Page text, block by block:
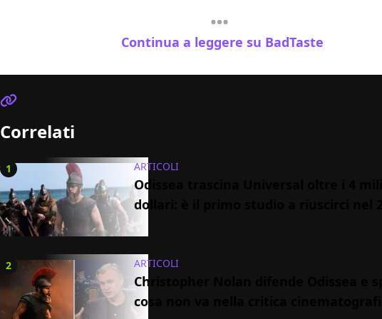
Continua a leggere su BadTaste
Correlati
1 ARTICOLI
Odissea trascina Universal oltre i 4
dollari: è il primo studio a riuscirci nel
2 ARTICOLI
Christopher Nolan difende Odissea e
cosa non va nella critica